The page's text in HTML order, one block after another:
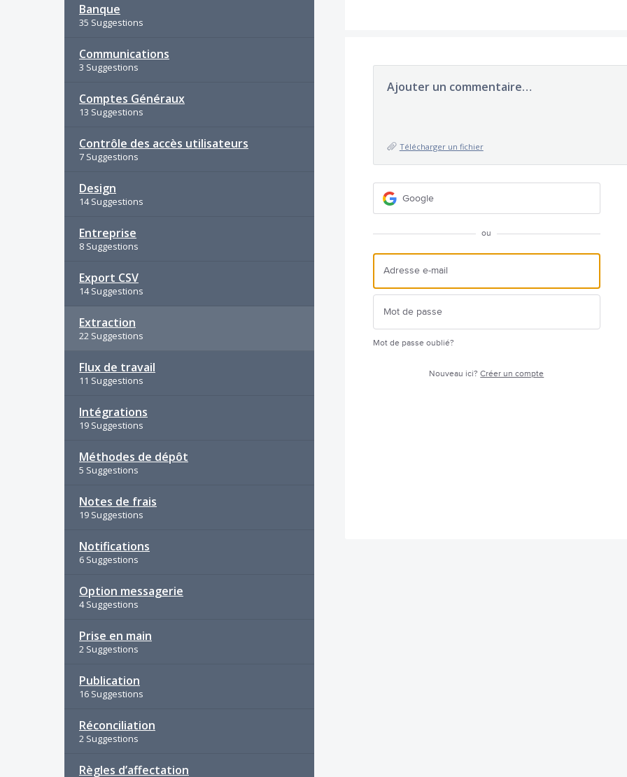
Banque
35 Suggestions
Communications
3 Suggestions
Comptes Généraux
13 Suggestions
Contrôle des accès utilisateurs
7 Suggestions
Design
14 Suggestions
Entreprise
8 Suggestions
Export CSV
14 Suggestions
Extraction
22 Suggestions
Flux de travail
11 Suggestions
Intégrations
19 Suggestions
Méthodes de dépôt
5 Suggestions
Notes de frais
19 Suggestions
Notifications
6 Suggestions
Option messagerie
4 Suggestions
Prise en main
2 Suggestions
Publication
16 Suggestions
Réconciliation
2 Suggestions
Règles d’affectation
Ajouter un commentaire…
Télécharger un fichier
Google
ou
Mot de passe oublié?
Nouveau ici?Créer un compte